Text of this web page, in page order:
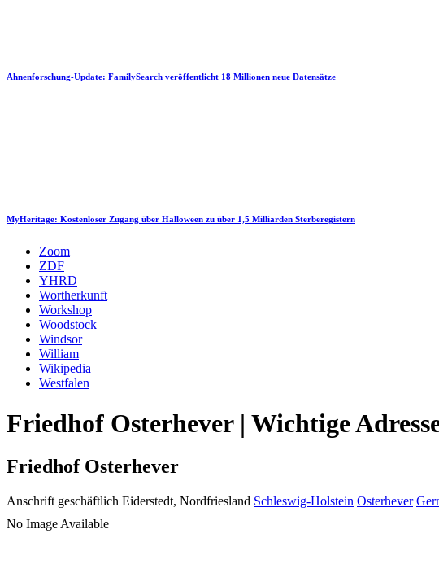
Ahnenforschung-Update: FamilySearch veröffentlicht 18 Millionen neue Datensätze
MyHeritage: Kostenloser Zugang über Halloween zu über 1,5 Milliarden Sterberegistern
Zoom
ZDF
YHRD
Wortherkunft
Workshop
Woodstock
Windsor
William
Wikipedia
Westfalen
Friedhof Osterhever | Wichtige
Friedhof Osterhever
Anschrift geschäftlich Eiderstedt, Nordfriesland Schleswig-Holstein Osterhever
No Image Available